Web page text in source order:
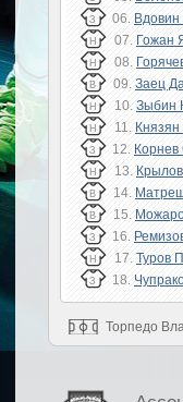
З 06. Вдовин
Н 07. Гожан
Н 08.
В 09. Заец
Н 10. Зыбин
Н 11.
З 12.
Н 13.
В 14.
В 15.
З 16.
Н 17. Туров
З 18.
Торпедо